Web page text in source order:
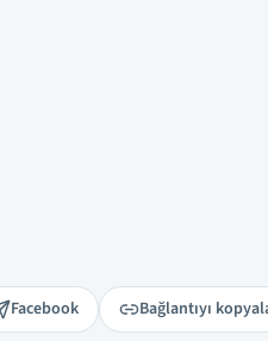
Facebook Bağlantıyı